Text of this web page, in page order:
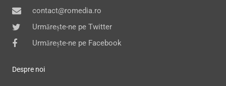
contact@romedia.ro
Urmărește-ne pe Twitter
Urmărește-ne pe Facebook
Despre noi